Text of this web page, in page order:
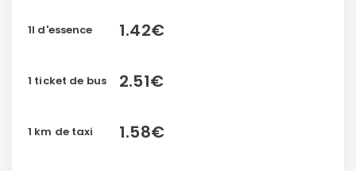
1l d'essence 1.42€
1 ticket de bus 2.51€
1 km de taxi 1.58€